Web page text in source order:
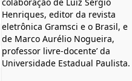
Henriques, editor da revista
eletrônica Gramsci e o Brasil, e
de Marco Aurélio Nogueira,
professor livre-docente’ da
Universidade Estadual Paulista.